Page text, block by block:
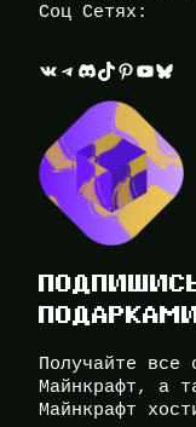
Соц Сетях:
ВКонтакте Telegram Discord TikTok Pinterest YouTube Bluesky
Получайте все
Майнкрафт, а
Майнкрафт